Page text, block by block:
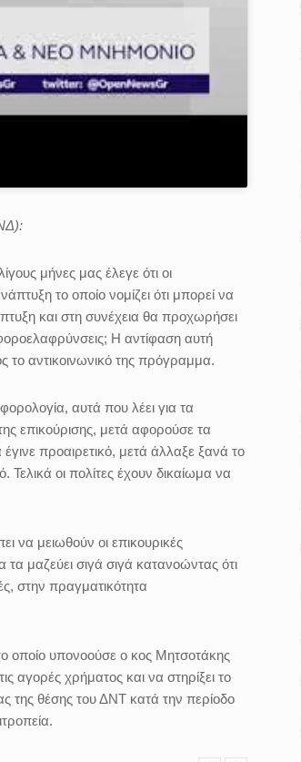
μήνες μας έλεγε ότι οι
το οποίο νομίζει ότι μπορεί να
και στη συνέχεια θα προχωρήσει
Η αντίφαση αυτή
το αντικοινωνικό της πρόγραμμα.
αυτά που λέει για τα
επικούρισης, μετά αφορούσε τα
προαιρετικό, μετά άλλαξε ξανά το
οι πολίτες έχουν δικαίωμα να
να μειωθούν οι επικουρικές
τα μαζεύει σιγά σιγά κατανοώντας ότι
στην πραγματικότητα
οποίο υπονοούσε ο κος Μητσοτάκης
αγορές χρήματος και να στηρίξει το
της θέσης του ΔΝΤ κατά την περίοδο